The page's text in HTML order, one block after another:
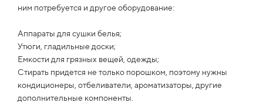
ним потребуется и другое оборудование:
Аппараты для сушки белья;
Утюги, гладильные доски;
Емкости для грязных вещей, одежды;
Стирать придется не только порошком, поэтому нужны
кондиционеры, отбеливатели, ароматизаторы, другие
дополнительные компоненты.